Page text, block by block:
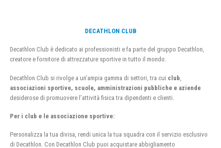
DECATHLON CLUB
Decathlon Club è dedicato ai professionisti e fa parte del gruppo Decathlon,
creatore e fornitore di attrezzature sportive in tutto il mondo.
Decathlon Club si rivolge a un’ampia gamma di settori, tra cui club
associazioni sportive, scuole, amministrazioni pubbliche e aziende
desiderose di promuovere l’attività fisica tra dipendenti e clienti.
Per i club e le associazione sportive:
Personalizza la tua divisa, rendi unica la tua squadra con il servizio esclusivo
di Decathlon. Con Decathlon Club puoi acquistare abbigliamento